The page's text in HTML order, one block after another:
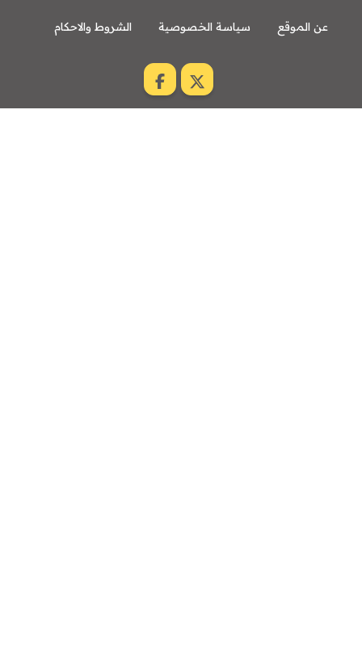
عن الموقع سياسة الخصوصية الشروط والاحكام